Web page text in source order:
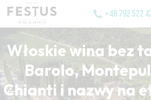
+48 792 522
Włoskie wina bez
Barolo,
Chianti i nazwy na